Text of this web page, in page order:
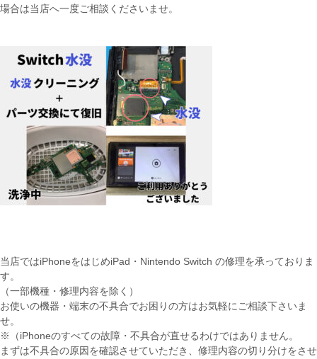
場合は当店へ一度ご相談くださいませ。
当店ではiPhoneをはじめiPad・Nintendo Switch の修理を承っておりま
す。
（一部機種・修理内容を除く）
お使いの機器・端末の不具合でお困りの方はお気軽にご相談下さいま
せ。
※（iPhoneのすべての故障・不具合が直せるわけではありません。
まずは不具合の原因を確認させていただき、修理内容の切り分けをさせ